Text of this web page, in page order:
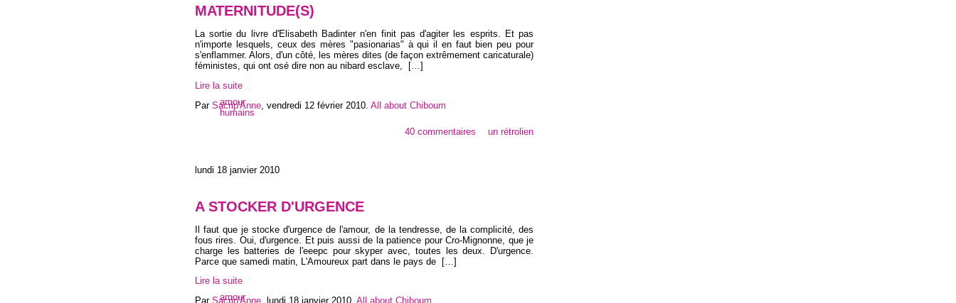
MATERNITUDE(S)
La sortie du livre d'Elisabeth Badinter n'en finit pas d'agiter les esprits. Et pas
n'importe lesquels, ceux des mères "pasionarias" à qui il en faut bien peu pour
s'enflammer. Alors, d'un côté, les mères dites (de façon extrêmement caricaturale)
féministes, qui ont osé dire non au nibard esclave,
[…]
Lire la suite
Par Sacrip'Anne vendredi 12 février 2010 All about Chiboum
amour
humains
40 commentaires
un rétrolien
lundi 18 janvier 2010
A STOCKER D'URGENCE
Il faut que je stocke d'urgence de l'amour, de la tendresse, de la complicité, des
fous rires. Oui, d'urgence. Et puis aussi de la patience pour Cro-Mignonne, que je
charge les batteries de l'eeepc pour skyper avec, toutes les deux. D'urgence.
Parce que samedi matin, L'Amoureux part dans le pays de […]
Lire la suite
Par Sacrip'Anne lundi 18 janvier 2010 All about Chiboum
amour